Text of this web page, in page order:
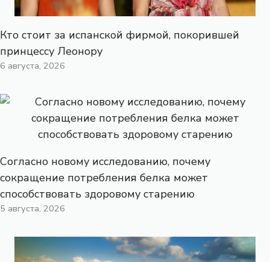
Кто стоит за испанской фирмой, покорившей
принцессу Леонору
6 августа, 2026
Согласно новому исследованию, почему
сокращение потребления белка может
способствовать здоровому старению
5 августа, 2026